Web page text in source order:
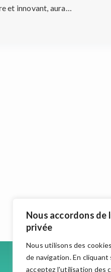
Nous accordons
privée
Nous utilisons des
de navigation. En cliquant
acceptez l'utilisation des
et innovant, aura…